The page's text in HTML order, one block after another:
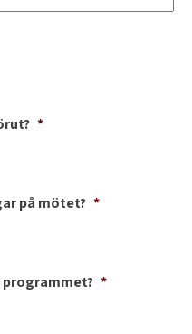
*
på mötet? *
programmet? *